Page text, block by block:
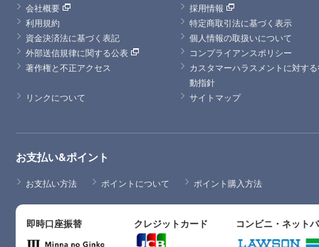
会社概要
採用情報
利用規約
特定商取引法に基づく表示
資金決済法に基づく表記
個人情報の取扱いについて
外部送信規律に関する公表
コンプライアンスポリシー
著作権と不正アクセス
カスタマーハラスメントに対す
動指針
リンクについて
サイトマップ
お支払い&ポイント
お支払い方法 ポイントについて ポイント購入方法
即時口座振替 クレジットカード コンビニ・ネット